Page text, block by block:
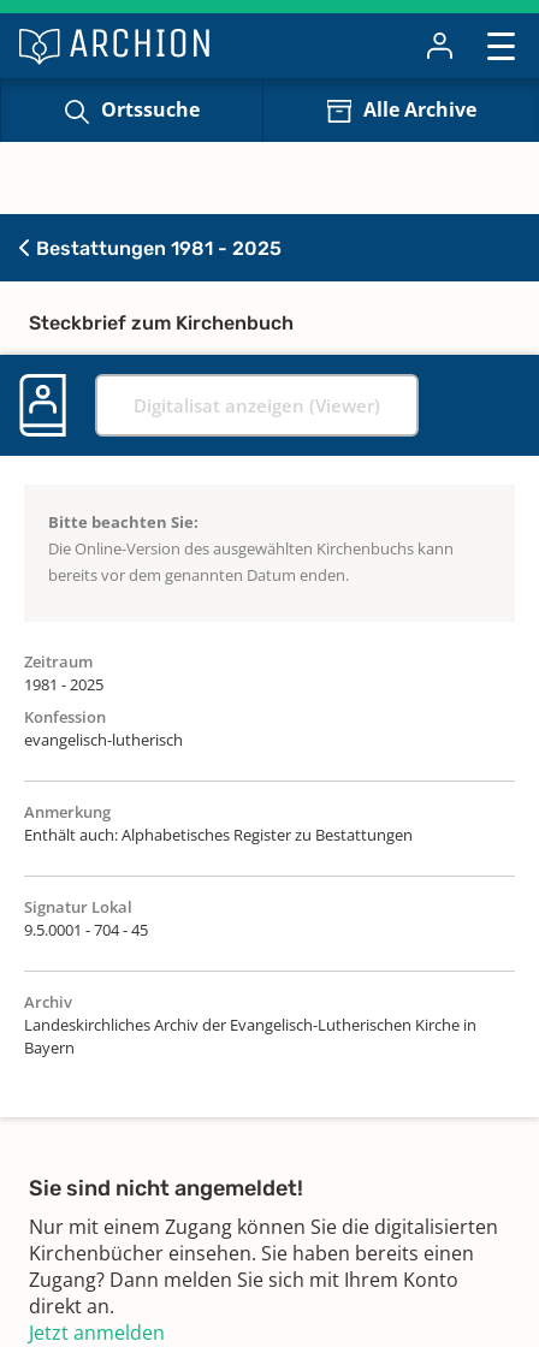
Ortssuche Alle Archive
Bestattungen 1981 - 2025
Steckbrief zum Kirchenbuch
Digitalisat anzeigen (Viewer)
Bitte beachten Sie:
Die Online-Version des ausgewählten Kirchenbuchs kann
bereits vor dem genannten Datum enden.
Zeitraum
1981 - 2025
Konfession
evangelisch-lutherisch
Anmerkung
Enthält auch: Alphabetisches Register zu Bestattungen
Signatur Lokal
9.5.0001 - 704 - 45
Archiv
Landeskirchliches Archiv der Evangelisch-Lutherischen Kirche in
Bayern
Sie sind nicht angemeldet!
Nur mit einem Zugang können Sie die digitalisierten
Kirchenbücher einsehen. Sie haben bereits einen
Zugang? Dann melden Sie sich mit Ihrem Konto
direkt an.
Jetzt anmelden